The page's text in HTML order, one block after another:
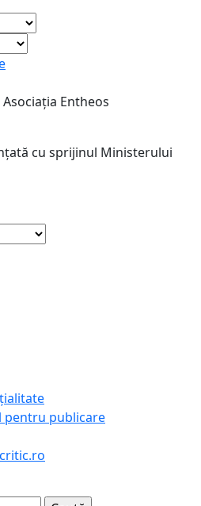
Entheos
cu sprijinul Ministerului
pentru publicare